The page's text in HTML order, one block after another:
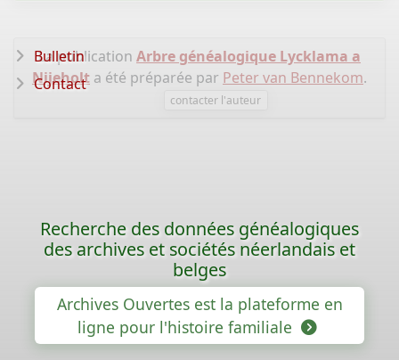
La publication Arbre généalogique Lycklama a
Nijeholt a été préparée par Peter van Bennekom.
contacter l'auteur
Bulletin
Contact
Recherche des données généalogiques
des archives et sociétés néerlandais et
belges
Archives Ouvertes est la plateforme en
ligne pour l'histoire familiale